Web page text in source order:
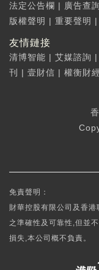
法定公告欄 | 廣告查詢
版權聲明 | 重要聲明 |
友情鏈接
清博智能 | 艾媒諮詢 |
刊
| 壹財信 | 權衡財經
免責聲明：
財華控股有限公司及香
之準確性及可靠性,但並
損失,本公司概不負責。